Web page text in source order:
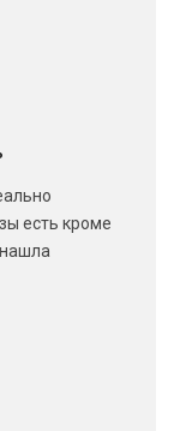
есть кроме